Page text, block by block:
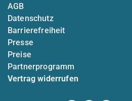
AGB
Datenschutz
Barrierefreiheit
Presse
Preise
Partnerprogramm
Vertrag widerrufen